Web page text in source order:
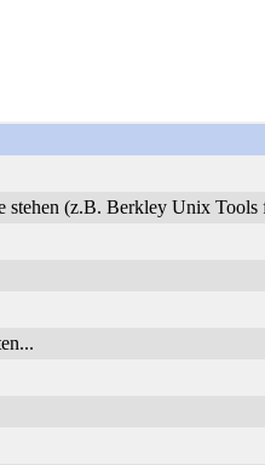
stehen (z.B. Berkley Unix